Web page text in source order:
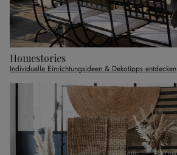
Homestories
Individuelle Einrichtungsideen & Dekotipps entdecken